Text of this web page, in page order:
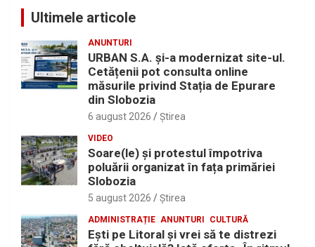
Ultimele articole
ANUNTURI
URBAN S.A. și-a modernizat site-ul.
Cetățenii pot consulta online
măsurile privind Stația de Epurare
din Slobozia
6 august 2026 Ştirea
VIDEO
Soare(le) și protestul împotriva
poluării organizat în fața primăriei
Slobozia
5 august 2026 Ştirea
ADMINISTRAȚIE ANUNTURI CULTURĂ
Eşti pe Litoral şi vrei să te distrezi